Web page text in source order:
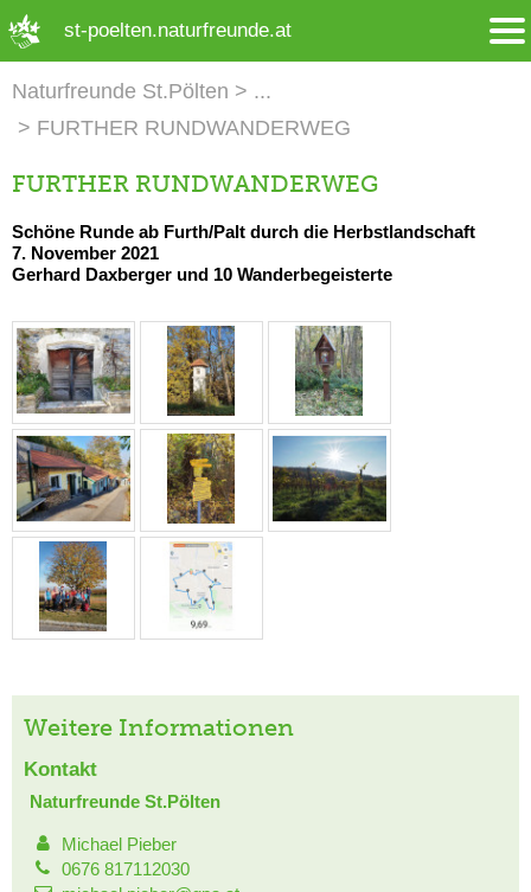
st-poelten.naturfreunde.at
Naturfreunde St.Pölten
FURTHER RUNDWANDERWEG
FURTHER RUNDWANDERWEG
Schöne Runde ab Furth/Palt durch die Herbstlandschaft
7. November 2021
Gerhard Daxberger und 10 Wanderbegeisterte
Weitere Informationen
Kontakt
Naturfreunde St.Pölten
Michael Pieber
0676 817112030